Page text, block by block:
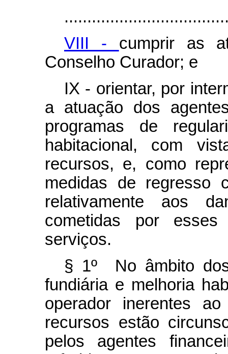
VIII - cumprir as
Conselho Curador; e
IX - orientar, por
a atuação dos
programas de
habitacional, com
recursos, e, como
medidas de regresso
relativamente aos
cometidas por
serviços.
§ 1º No âmbito
fundiária e melhoria
operador inerentes
recursos estão
pelos agentes